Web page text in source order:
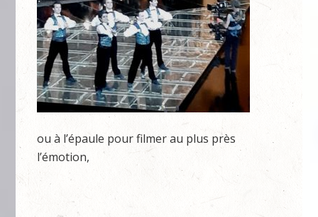
ou à l’épaule pour filmer au plus près
l’émotion,